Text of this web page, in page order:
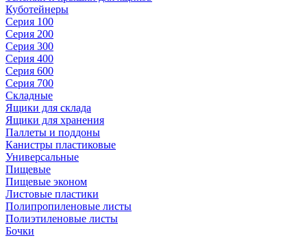
Куботейнеры
Серия 100
Серия 200
Серия 300
Серия 400
Серия 600
Серия 700
Складные
Ящики для склада
Ящики для хранения
Паллеты и поддоны
Канистры пластиковые
Универсальные
Пищевые
Пищевые эконом
Листовые пластики
Полипропиленовые листы
Полиэтиленовые листы
Бочки